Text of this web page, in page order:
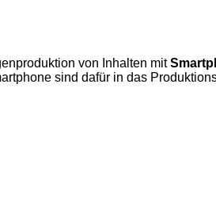
von Inhalten mit
sind dafür in das